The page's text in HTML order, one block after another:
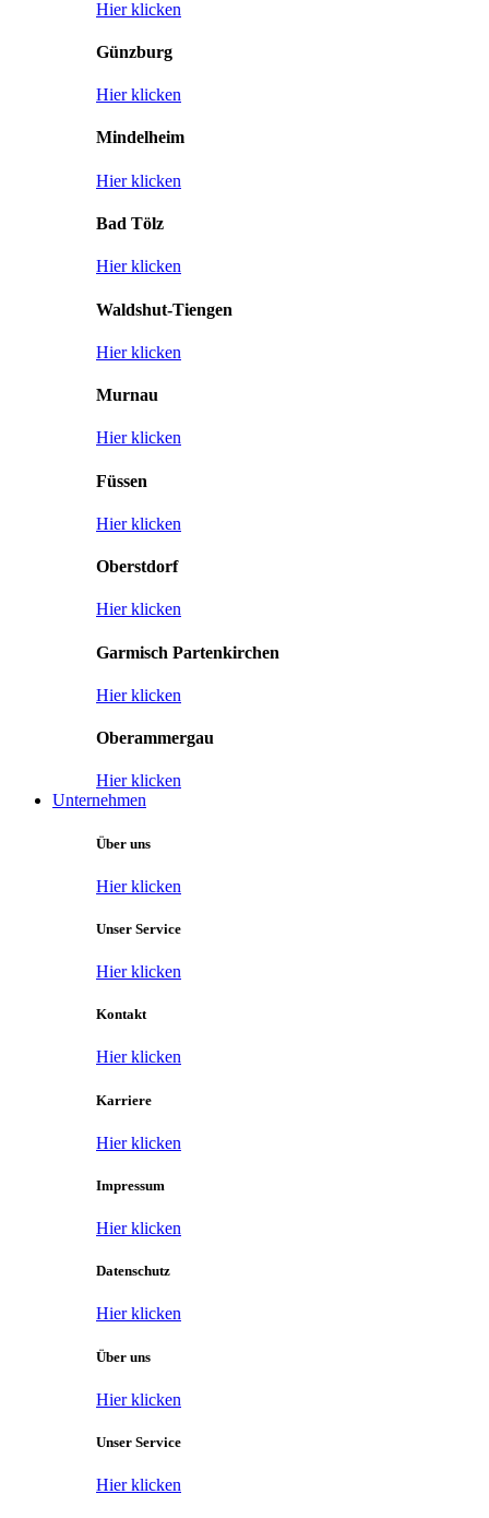
Hier klicken
Günzburg
Hier klicken
Mindelheim
Hier klicken
Bad Tölz
Hier klicken
Waldshut-Tiengen
Hier klicken
Murnau
Hier klicken
Füssen
Hier klicken
Oberstdorf
Hier klicken
Garmisch Partenkirchen
Hier klicken
Oberammergau
Hier klicken
Unternehmen
Über uns
Hier klicken
Unser Service
Hier klicken
Kontakt
Hier klicken
Karriere
Hier klicken
Impressum
Hier klicken
Datenschutz
Hier klicken
Über uns
Hier klicken
Unser Service
Hier klicken